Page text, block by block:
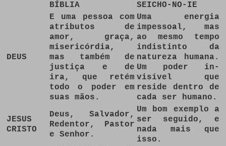
BÍBLIA SEICHO-NO-IE
DEUS
E uma pessoa com
atributos de
amor, graça,
misericórdia,
mas também de
justiça e de
ira, que retém
todo o poder em
suas mãos.
Uma energia
impessoal, mas
ao mesmo tempo
indistinto da
natureza humana.
Um poder in­
visível que
reside dentro de
cada ser humano.
JESUS
CRISTO
Deus, Salvador,
Redentor, Pastor
e Senhor.
Um bom exemplo a
ser seguido, e
nada mais que
isso.